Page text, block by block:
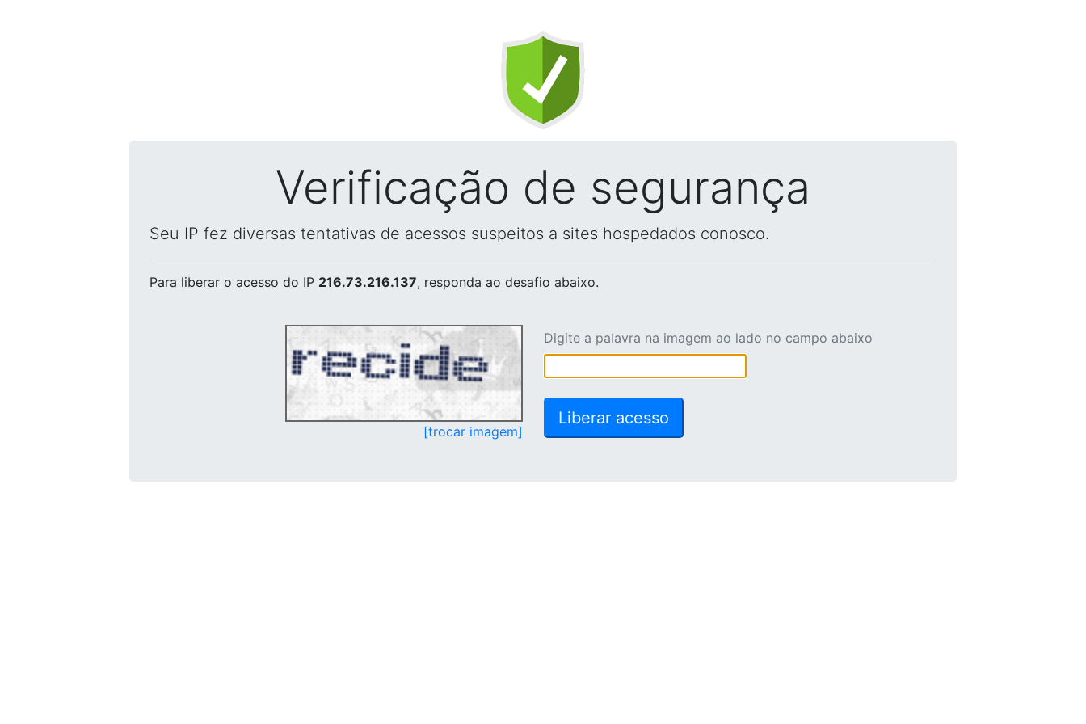
Verificação de segurança
Seu IP fez diversas tentativas de acessos suspeitos a sites hospedados conosco.
Para liberar o acesso do IP 216.73.216.137, responda ao desafio abaixo.
[trocar imagem]
Digite a palavra na imagem ao lado no campo abaixo